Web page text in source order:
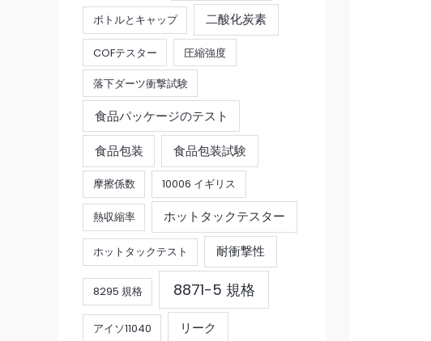
ボトルとキャップ 二酸化炭素
COFテスター
圧縮強度
落下ダーツ衝撃試験
食品パッケージのテスト
食品包装 食品包装試験
摩擦係数 10006 イギリス
熱収縮率 ホットタックテスター
ホットタックテスト 耐衝撃性
8295 規格 8871-5 規格
アイソ11040 リーク